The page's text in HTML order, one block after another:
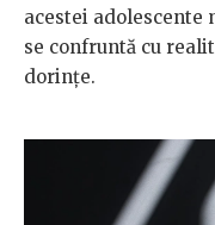
acestei adolescente
se confruntă cu
dorințe.